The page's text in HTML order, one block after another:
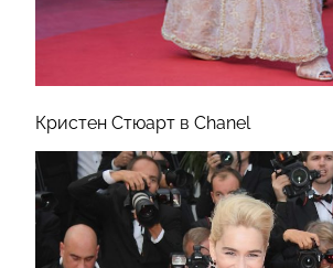
Кристен Стюарт в Chanel